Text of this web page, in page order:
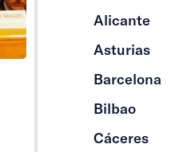
Alicante
Asturias
Barcelona
Bilbao
Cáceres